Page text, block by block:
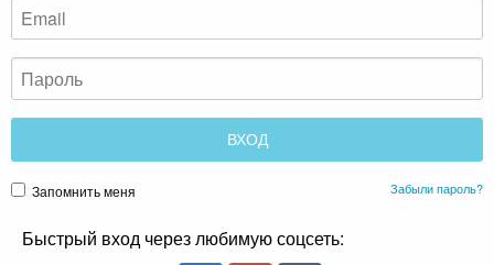
Запомнить меня Забыли пароль?
Быстрый вход через любимую соцсеть: